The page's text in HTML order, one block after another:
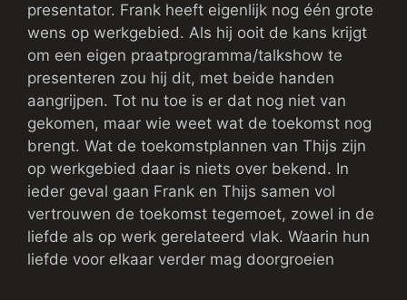
presentator. Frank heeft eigenlijk nog één grote
wens op werkgebied. Als hij ooit de kans krijgt
om een eigen praatprogramma/talkshow te
presenteren zou hij dit, met beide handen
aangrijpen. Tot nu toe is er dat nog niet van
gekomen, maar wie weet wat de toekomst nog
brengt. Wat de toekomstplannen van Thijs zijn
op werkgebied daar is niets over bekend. In
ieder geval gaan Frank en Thijs samen vol
vertrouwen de toekomst tegemoet, zowel in de
liefde als op werk gerelateerd vlak. Waarin hun
liefde voor elkaar verder mag doorgroeien